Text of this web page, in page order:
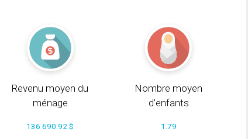
Revenu moyen du
ménage
136 690.92 $
Nombre moyen
d'enfants
1.79